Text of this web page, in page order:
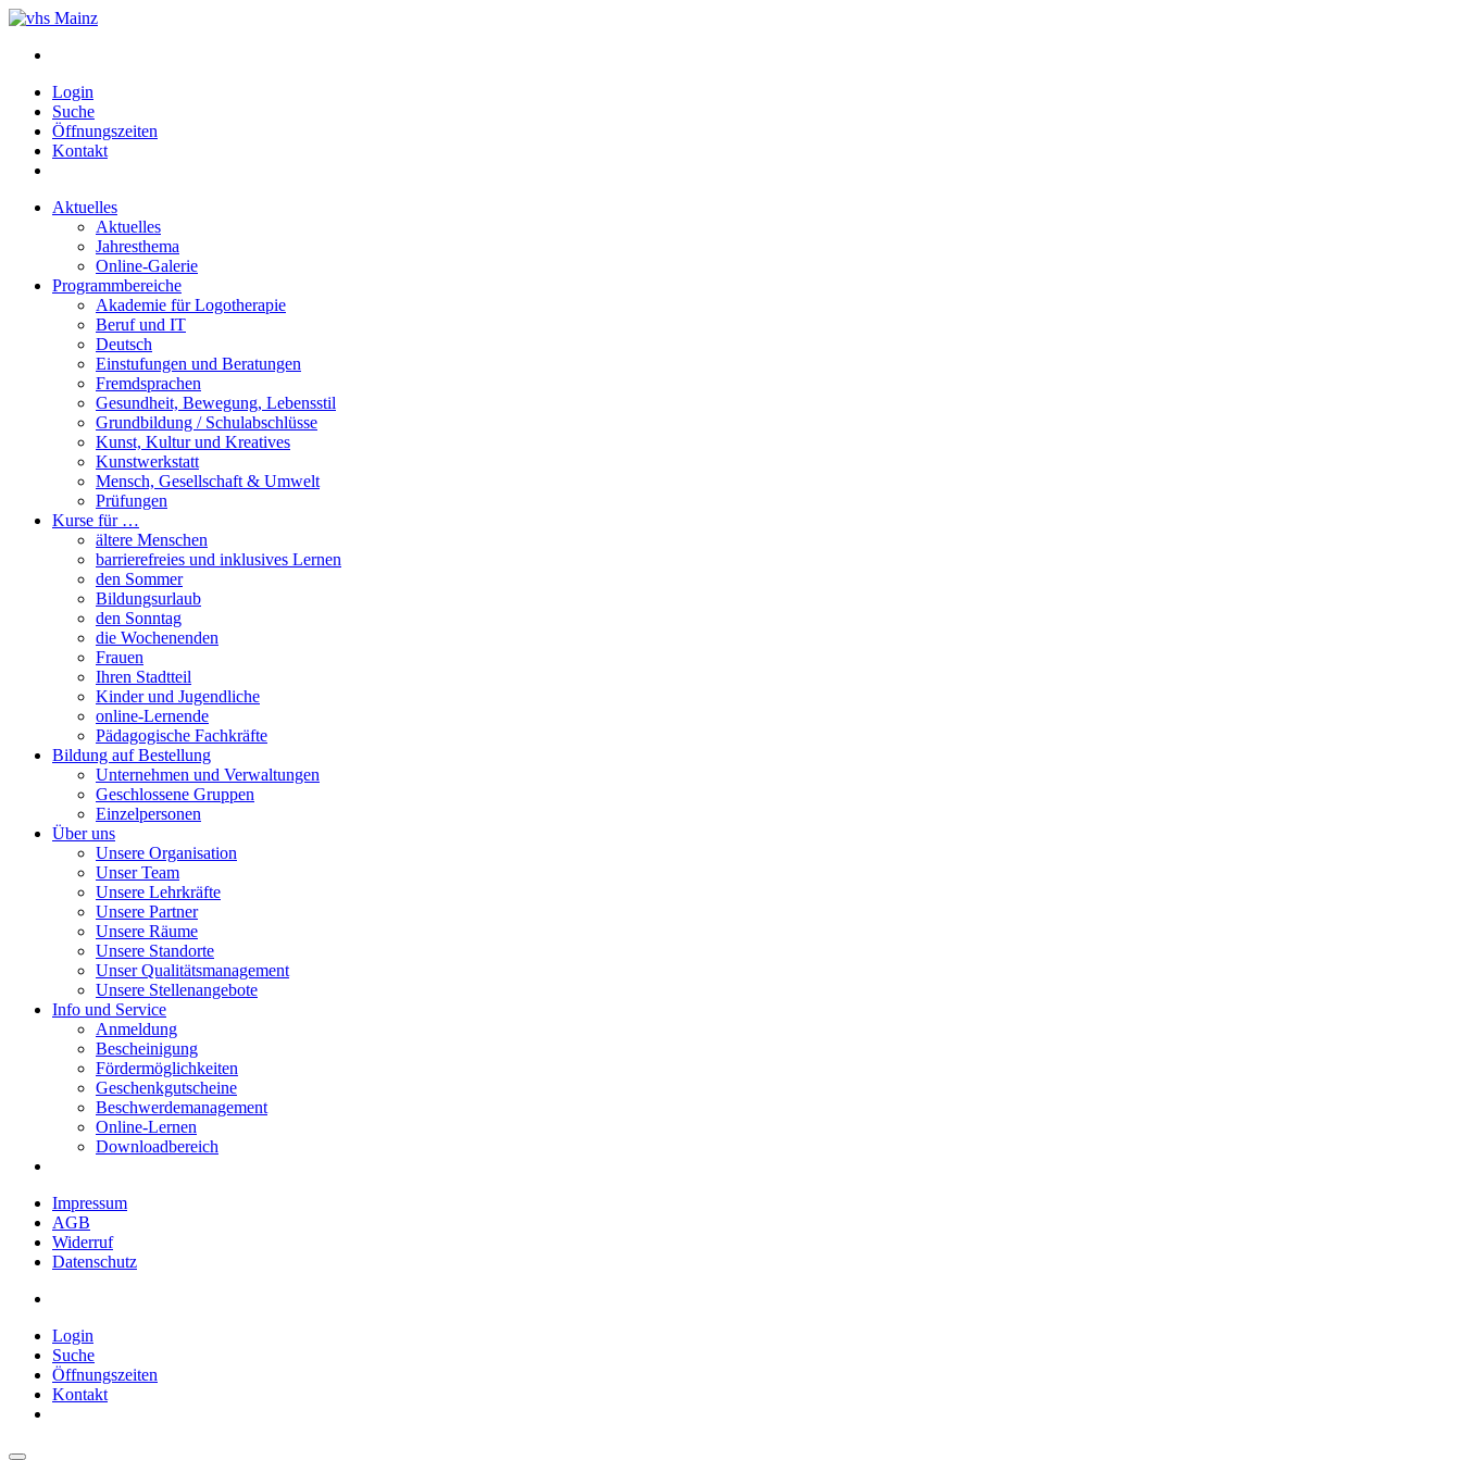
Login
Suche
Öffnungszeiten
Kontakt
Aktuelles
Aktuelles
Jahresthema
Online-Galerie
Programmbereiche
Akademie für Logotherapie
Beruf und IT
Deutsch
Einstufungen und Beratungen
Fremdsprachen
Gesundheit, Bewegung, Lebensstil
Grundbildung / Schulabschlüsse
Kunst, Kultur und Kreatives
Kunstwerkstatt
Mensch, Gesellschaft & Umwelt
Prüfungen
Kurse für …
ältere Menschen
barrierefreies und inklusives Lernen
den Sommer
Bildungsurlaub
den Sonntag
die Wochenenden
Frauen
Ihren Stadtteil
Kinder und Jugendliche
online-Lernende
Pädagogische Fachkräfte
Bildung auf Bestellung
Unternehmen und Verwaltungen
Geschlossene Gruppen
Einzelpersonen
Über uns
Unsere Organisation
Unser Team
Unsere Lehrkräfte
Unsere Partner
Unsere Räume
Unsere Standorte
Unser Qualitätsmanagement
Unsere Stellenangebote
Info und Service
Anmeldung
Bescheinigung
Fördermöglichkeiten
Geschenkgutscheine
Beschwerdemanagement
Online-Lernen
Downloadbereich
Impressum
AGB
Widerruf
Datenschutz
Login
Suche
Öffnungszeiten
Kontakt